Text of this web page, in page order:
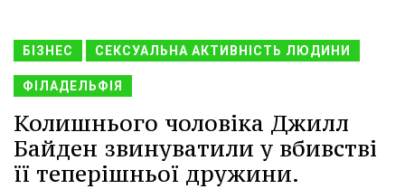
БІЗНЕС СЕКСУАЛЬНА АКТИВНІСТЬ ЛЮДИНИ
ФІЛАДЕЛЬФІЯ
Колишнього чоловіка Джилл
Байден звинуватили у вбивстві
її теперішньої дружини.